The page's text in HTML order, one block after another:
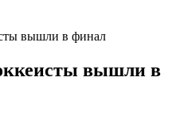
вышли в финал
вышли в